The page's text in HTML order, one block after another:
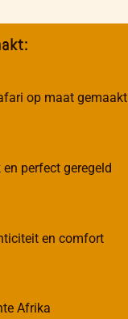
op maat gemaakt
perfect geregeld
en comfort
Afrika